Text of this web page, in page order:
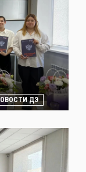
ДЭ